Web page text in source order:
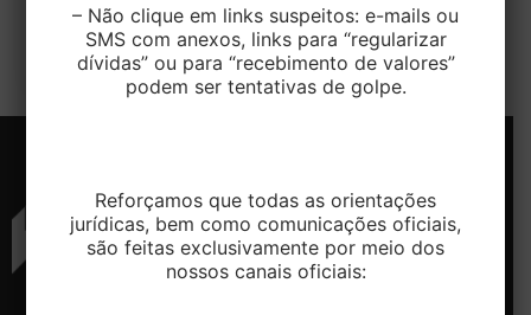
de 2024 o período para entrega da Declaração do
Imposto […]
– Não clique em links suspeitos: e-mails ou
SMS com anexos, links para “regularizar
dívidas” ou para “recebimento de valores”
podem ser tentativas de golpe.
Reforçamos que todas as orientações
jurídicas, bem como comunicações oficiais,
são feitas exclusivamente por meio dos
nossos canais oficiais: